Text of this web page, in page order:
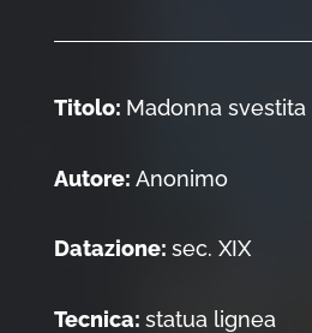
Titolo: Madonna svestita
Autore: Anonimo
Datazione: sec. XIX
Tecnica: statua lignea